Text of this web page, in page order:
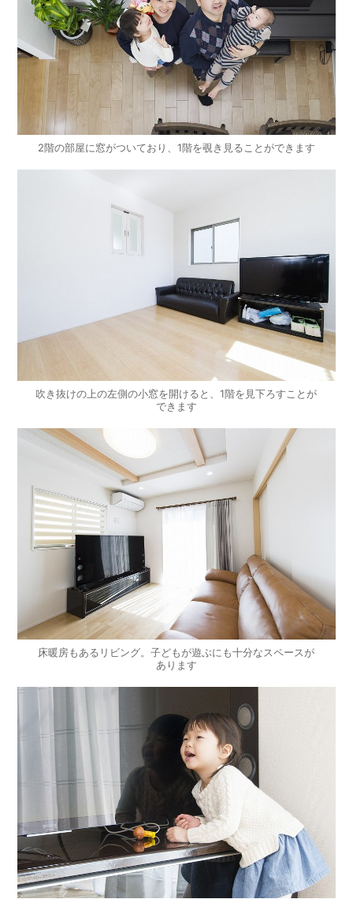
2階の部屋に窓がついており、1階を覗き見ることができます
吹き抜けの上の左側の小窓を開けると、1階を見下ろすことが
できます
床暖房もあるリビング。子どもが遊ぶにも十分なスペースが
あります